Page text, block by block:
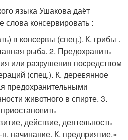
языка Ушакова даёт
консервировать :
в консервы (спец.). К. грибы .
рыба. 2. Предохранить
или разрушения посредством
(спец.). К. деревянное
предохранительными
животного в спирте. 3.
действие, деятельность
н. начинание. К. предприятие.»